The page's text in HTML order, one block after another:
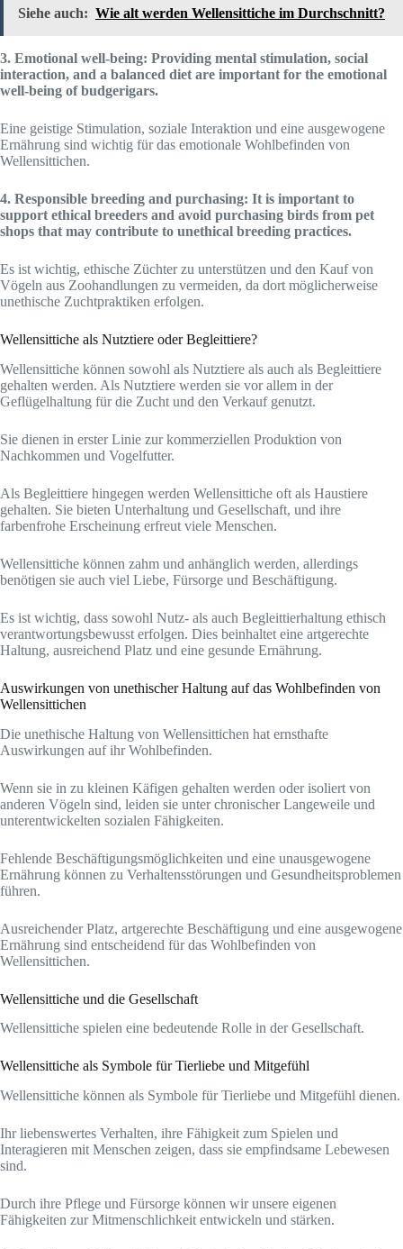
Siehe auch: Wie alt werden Wellensittiche im Durchschnitt?
3. Emotional well-being: Providing mental stimulation, social
interaction, and a balanced diet are important for the emotional
well-being of budgerigars.
Eine geistige Stimulation, soziale Interaktion und eine ausgewogene
Ernährung sind wichtig für das emotionale Wohlbefinden von
Wellensittichen.
4. Responsible breeding and purchasing: It is important to
support ethical breeders and avoid purchasing birds from pet
shops that may contribute to unethical breeding practices.
Es ist wichtig, ethische Züchter zu unterstützen und den Kauf von
Vögeln aus Zoohandlungen zu vermeiden, da dort möglicherweise
unethische Zuchtpraktiken erfolgen.
Wellensittiche als Nutztiere oder Begleittiere?
Wellensittiche können sowohl als Nutztiere als auch als Begleittiere
gehalten werden. Als Nutztiere werden sie vor allem in der
Geflügelhaltung für die Zucht und den Verkauf genutzt.
Sie dienen in erster Linie zur kommerziellen Produktion von
Nachkommen und Vogelfutter.
Als Begleittiere hingegen werden Wellensittiche oft als Haustiere
gehalten. Sie bieten Unterhaltung und Gesellschaft, und ihre
farbenfrohe Erscheinung erfreut viele Menschen.
Wellensittiche können zahm und anhänglich werden, allerdings
benötigen sie auch viel Liebe, Fürsorge und Beschäftigung.
Es ist wichtig, dass sowohl Nutz- als auch Begleittierhaltung ethisch
verantwortungsbewusst erfolgen. Dies beinhaltet eine artgerechte
Haltung, ausreichend Platz und eine gesunde Ernährung.
Auswirkungen von unethischer Haltung auf das Wohlbefinden von
Wellensittichen
Die unethische Haltung von Wellensittichen hat ernsthafte
Auswirkungen auf ihr Wohlbefinden.
Wenn sie in zu kleinen Käfigen gehalten werden oder isoliert von
anderen Vögeln sind, leiden sie unter chronischer Langeweile und
unterentwickelten sozialen Fähigkeiten.
Fehlende Beschäftigungsmöglichkeiten und eine unausgewogene
Ernährung können zu Verhaltensstörungen und Gesundheitsproblemen
führen.
Ausreichender Platz, artgerechte Beschäftigung und eine ausgewogene
Ernährung sind entscheidend für das Wohlbefinden von
Wellensittichen.
Wellensittiche und die Gesellschaft
Wellensittiche spielen eine bedeutende Rolle in der Gesellschaft.
Wellensittiche als Symbole für Tierliebe und Mitgefühl
Wellensittiche können als Symbole für Tierliebe und Mitgefühl dienen.
Ihr liebenswertes Verhalten, ihre Fähigkeit zum Spielen und
Interagieren mit Menschen zeigen, dass sie empfindsame Lebewesen
sind.
Durch ihre Pflege und Fürsorge können wir unsere eigenen
Fähigkeiten zur Mitmenschlichkeit entwickeln und stärken.